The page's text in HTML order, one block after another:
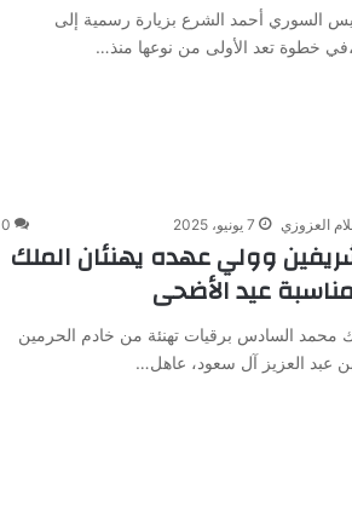
السوري أحمد الشرع بزيارة رسمية إلى
خطوة تعد الأولى من نوعها منذ…
العزوزي 7 يونيو، 2025 0
وولي عهده يهنئان الملك
عيد الأضحى
محمد السادس برقيات تهنئة من خادم الحرمين
عبد العزيز آل سعود، عاهل…